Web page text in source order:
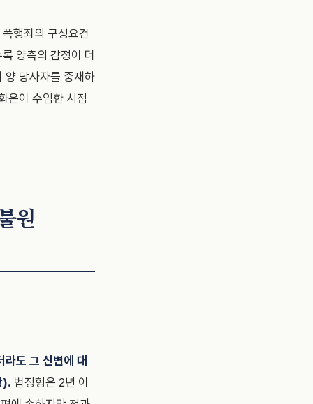
행죄의 구성요건
양측의 감정이 더
양 당사자를 중재하
온이 수임한 시점
원
도 그 신변에 대
). 법정형은 2년 이